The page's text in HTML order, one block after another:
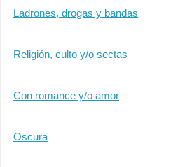
Ladrones, drogas y bandas
Religión, culto y/o sectas
Con romance y/o amor
Oscura